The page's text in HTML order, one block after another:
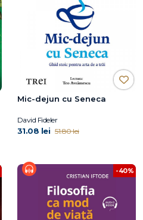
Mic-dejun cu Seneca
David Fideler
31.08 lei 51.80 lei
-40%